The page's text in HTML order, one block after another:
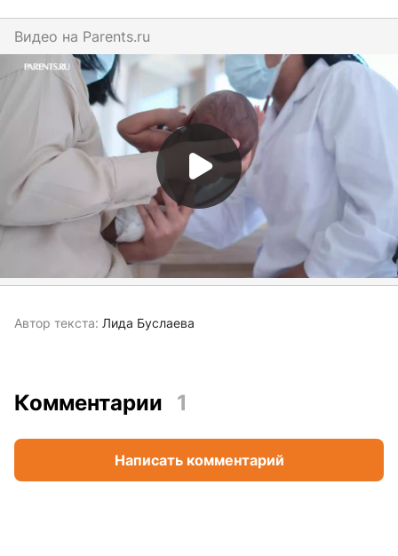
Видео на parents.ru
Автор текста: Лида Буслаева
Комментарии 1
Написать комментарий